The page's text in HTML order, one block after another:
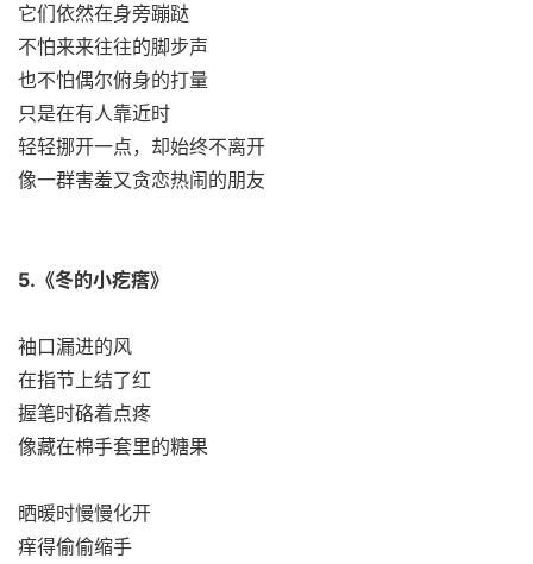
它们依然在身旁蹦跶
不怕来来往往的脚步声
也不怕偶尔俯身的打量
只是在有人靠近时
轻轻挪开一点，却始终不离开
像一群害羞又贪恋热闹的朋友
5.《冬的小疙瘩》
袖口漏进的风
在指节上结了红
握笔时硌着点疼
像藏在棉手套里的糖果
晒暖时慢慢化开
痒得偷偷缩手